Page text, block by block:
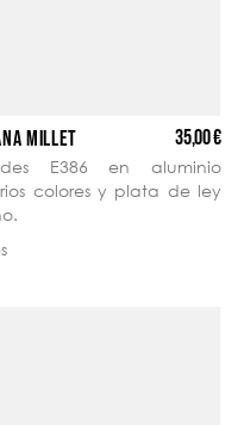
MILLET 35,00 €
E386 en aluminio
colores y plata de ley